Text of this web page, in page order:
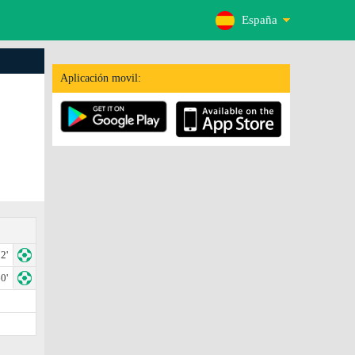
España
Aplicación movil: